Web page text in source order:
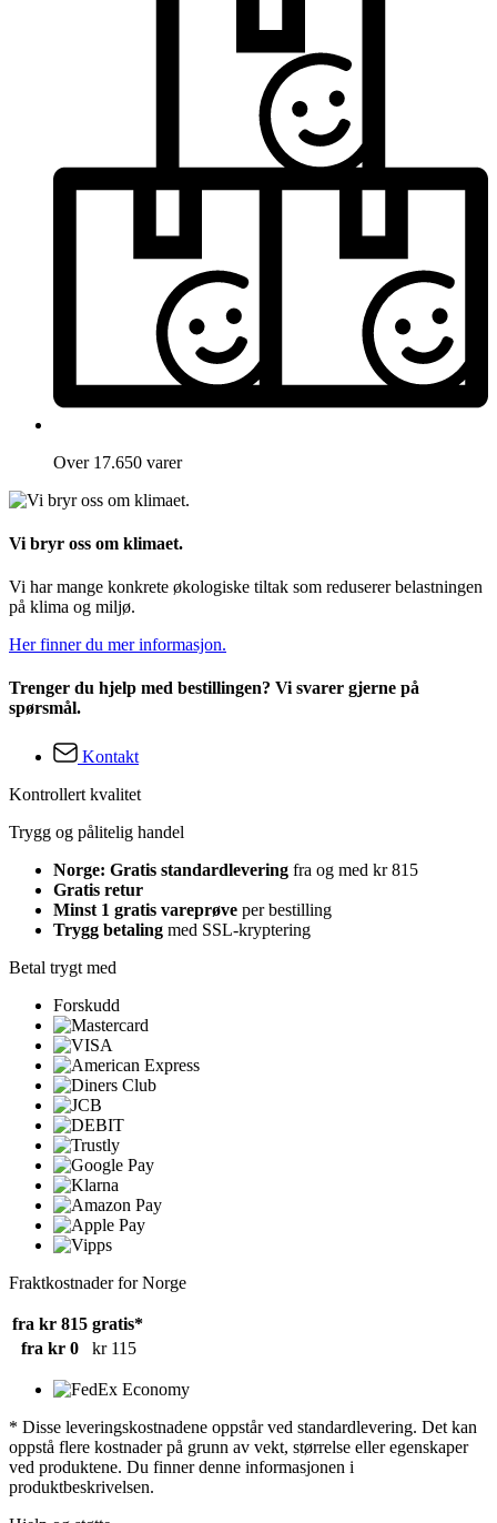
Over 17.650 varer
Vi bryr oss om klimaet.
Vi har mange konkrete økologiske tiltak som reduserer belastningen
på klima og miljø.
Her finner du mer informasjon.
Trenger du hjelp med bestillingen? Vi svarer gjerne på
spørsmål.
Kontakt
Kontrollert kvalitet
Trygg og pålitelig handel
Norge: Gratis standardlevering fra og med kr 815
Gratis retur
Minst 1 gratis vareprøve per bestilling
Trygg betaling med SSL-kryptering
Betal trygt med
Forskudd
Fraktkostnader for Norge
fra kr 815 gratis*
fra kr 0
kr 115
* Disse leveringskostnadene oppstår ved standardlevering. Det kan
oppstå flere kostnader på grunn av vekt, størrelse eller egenskaper
ved produktene. Du finner denne informasjonen i
produktbeskrivelsen.